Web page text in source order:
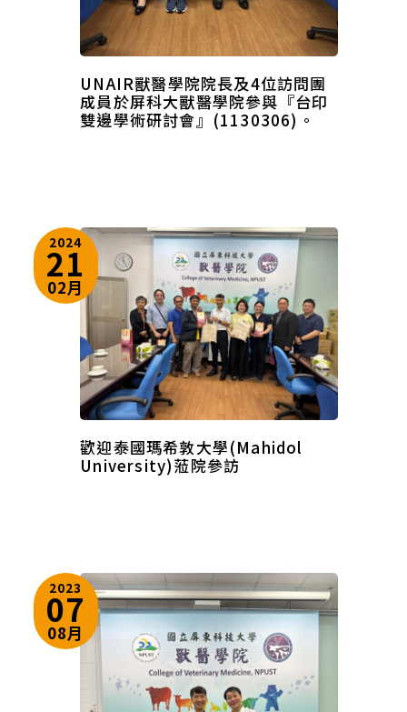
UNAIR獸醫學院院長及4位訪問團
成員於屏科大獸醫學院參與『台印
雙邊學術研討會』(1130306)。
2024
21
02月
歡迎泰國瑪希敦大學(Mahidol
University)蒞院參訪
2023
07
08月